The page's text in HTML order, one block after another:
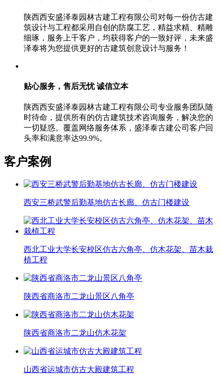
陕西西安盛泽泰园林古建工程有限公司对每一份仿古建
筑设计与工程都采用自创的防腐工艺，精益求精、精雕
细琢，服务上千客户，均获得客户的一致好评，未来盛
泽泰将为您提供更好的古建筑创意设计与服务！
贴心服务，售后无忧诚信立本
陕西西安盛泽泰园林古建工程有限公司专业服务团队随
时待命，提供所有的仿古建筑技术咨询服务，解决您的
一切疑惑。覆盖网络服务体系，盛泽泰古建公司客户回
头率和满意率达99.9%。
客户案例
西安三桥武警后勤基地仿古长廊、仿古门楼建设
西北工业大学长安校区仿古六角亭、仿木花架、苗木栽
植工程
陕西省商洛市二龙山景区八角亭
陕西省商洛市二龙山仿木花架
山西省运城市仿古大殿建筑工程